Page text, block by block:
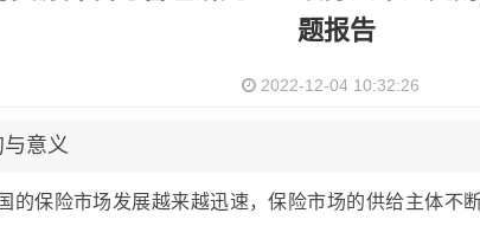
题报告
2022-12-04 10:32:26
意义
的保险市场发展越来越迅速，保险市场的供给主体不